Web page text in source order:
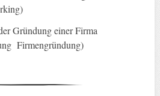
Gründung einer Firma
Firmengründung)